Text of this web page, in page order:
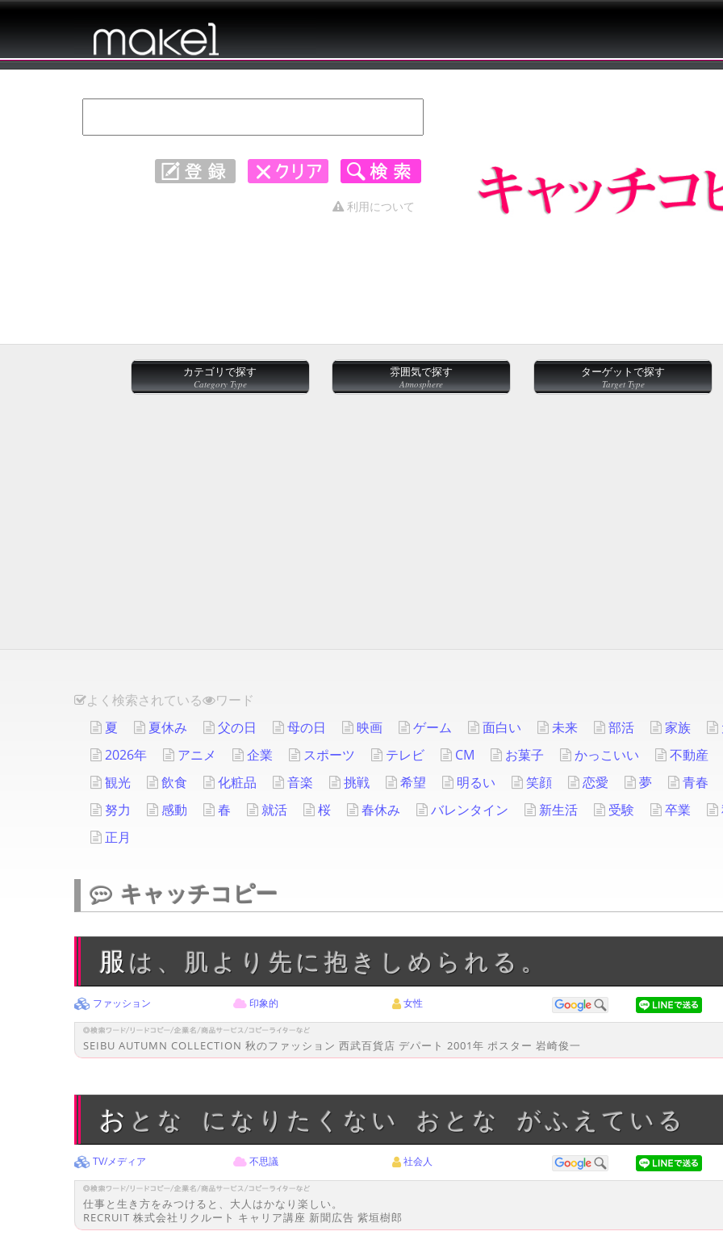
4230
利用について
カテゴリで探す
Category Type
雰囲気で探す
Atmosphere
ターゲットで探す
Target Type
よく検索されている
ワード
夏
夏休み 父の日 母の日 映画 ゲーム 面白い 未来 部活 家族
2026年
アニメ 企業 スポーツ テレビ CM お菓子 かっこいい
不動産
観光
飲食 化粧品 音楽 挑戦 希望 明るい 笑顔 恋愛 夢
青春
努力
感動 春 就活 桜 春休み バレンタイン 新生活 受験 卒業
正月
キャッチコピー
服は、肌より先に抱きしめられる。
ファッション 印象的 女性
SEIBU AUTUMN COLLECTION 秋のファッション 西武百貨店 デパート 2001年 ポスター 岩崎俊一
おとな になりたくない おとな がふえている
TV/メディア 不思議 社会人
仕事と生き方をみつけると、大人はかなり楽しい。
RECRUIT 株式会社リクルート キャリア講座 新聞広告 紫垣樹郎